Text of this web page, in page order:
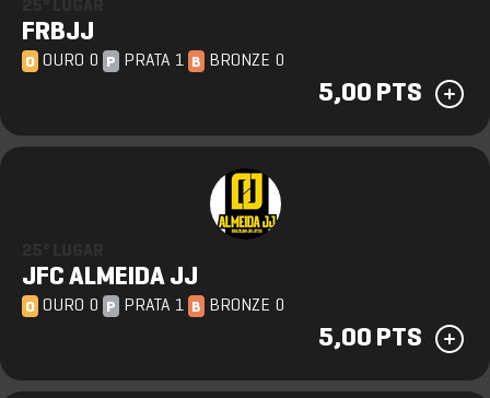
FRBJJ
O OURO 0 P PRATA 1 B BRONZE 0
5,00 PTS
JFC ALMEIDA JJ
O OURO 0 P PRATA 1 B BRONZE 0
5,00 PTS